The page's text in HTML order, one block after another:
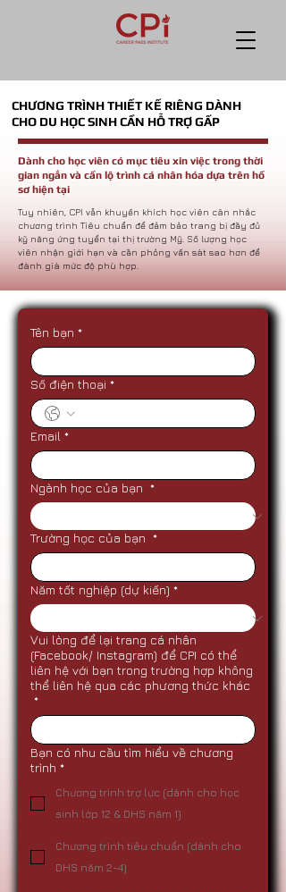
CHƯƠNG TRÌNH THIẾT KẾ RIÊNG DÀNH
CHO DU HỌC SINH CẦN HỖ TRỢ GẤP
Dành cho học viên có mục tiêu xin việc trong thời
gian ngắn và cần lộ trình cá nhân hóa dựa trên hồ
sơ hiện tại
​Tuy nhiên, CPI vẫn khuyến khích học viên cân nhắc
chương trình Tiêu chuẩn để đảm bảo trang bị đầy đủ
kỹ năng ứng tuyển tại thị trường Mỹ. Số lượng học
viên nhận giới hạn và cần phỏng vấn sát sao hơn để
đánh giá mức độ phù hợp.
Tên bạn *
Số điện thoại *
Email *
Ngành học của bạn *
Trường học của bạn *
Năm tốt nghiệp (dự kiến) *
Vui lòng để lại trang cá nhân
(Facebook/ Instagram) để CPI có thể
liên hệ với bạn trong trường hợp không
thể liên hệ qua các phương thức khác
*
Bạn có nhu cầu tìm hiểu về chương
trình *
Chương trình trợ lực (dành cho học
sinh lớp 12 & DHS năm 1)
Chương trình tiêu chuẩn (dành cho
DHS năm 2-4)